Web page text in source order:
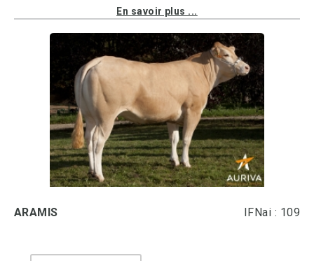
En savoir plus ...
ARAMIS IFNai : 109